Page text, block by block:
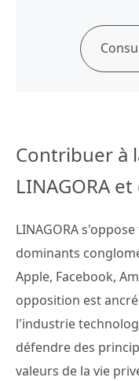
Contribuer à
LINAGORA
LINAGORA
dominants
Apple, Facebook,
opposition est
l'industrie
défendre des
valeurs de la vie